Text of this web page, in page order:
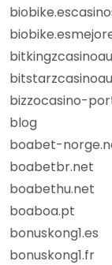
bizzocasino-
blog
boabet-
boabetbr.net
boabethu.net
boaboa.pt
bonuskong1.es
bonuskong1.fr